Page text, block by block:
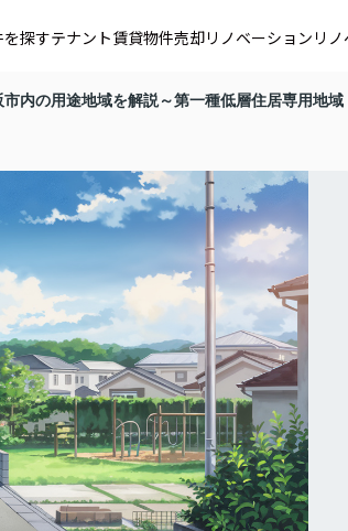
探すテナント賃貸物件売却リノベーション リ
市内の用途地域を解説～第一種低層住居専用地